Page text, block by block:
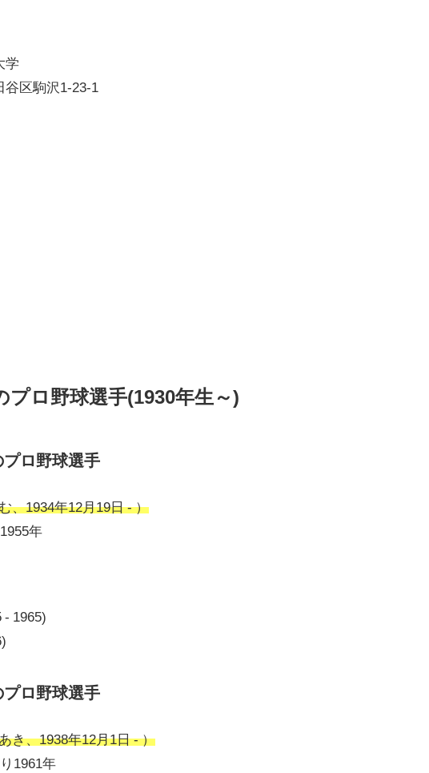
学
区駒沢1-23-1
プロ野球選手(1930年生～)
ロ野球選手
、1934年12月19日 - ）
年
- 1965)
ロ野球選手
き、1938年12月1日 - ）
1961年